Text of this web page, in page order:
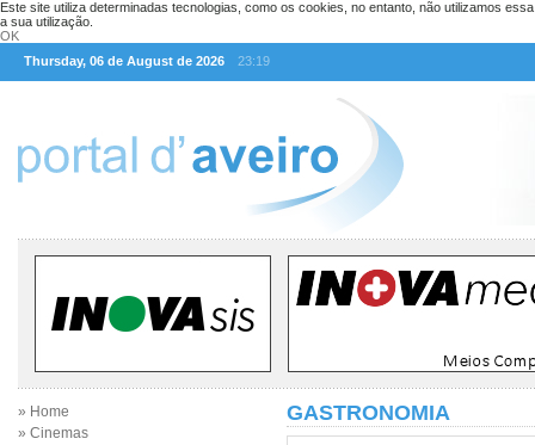
Este site utiliza determinadas tecnologias, como os cookies, no entanto, não utilizamos
a sua utilização.
OK
Thursday, 06 de August de 2026
23:19
» Home
» Cinemas
GASTRONOMIA